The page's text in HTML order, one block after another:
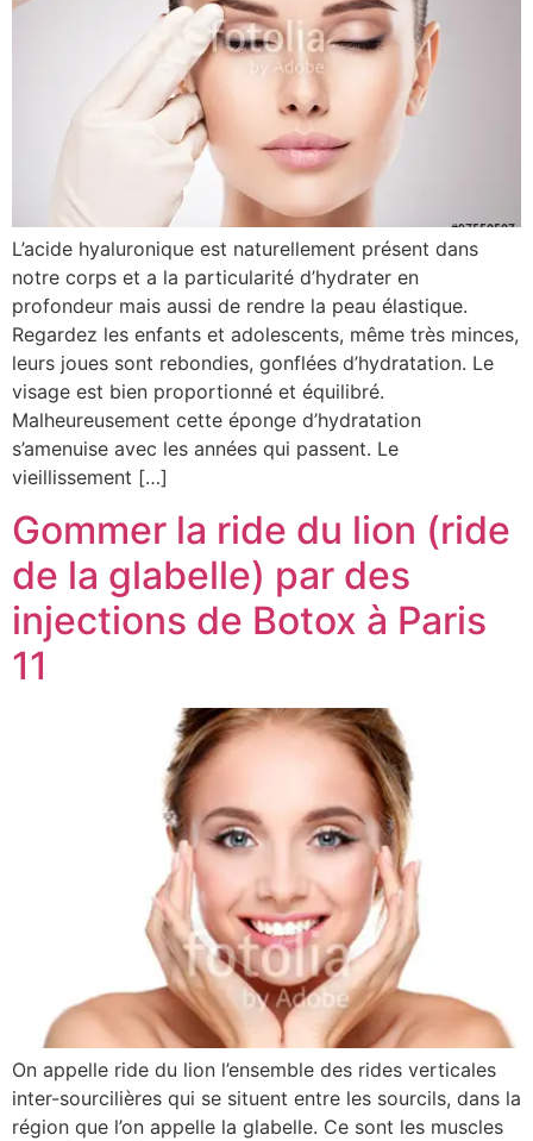
L’acide hyaluronique est naturellement présent dans
notre corps et a la particularité d’hydrater en
profondeur mais aussi de rendre la peau élastique.
Regardez les enfants et adolescents, même très minces,
leurs joues sont rebondies, gonflées d’hydratation. Le
visage est bien proportionné et équilibré.
Malheureusement cette éponge d’hydratation
s’amenuise avec les années qui passent. Le
vieillissement […]
Gommer la ride du lion (ride
de la glabelle) par des
injections de Botox à Paris
11
On appelle ride du lion l’ensemble des rides verticales
inter-sourcilières qui se situent entre les sourcils, dans la
région que l’on appelle la glabelle. Ce sont les muscles